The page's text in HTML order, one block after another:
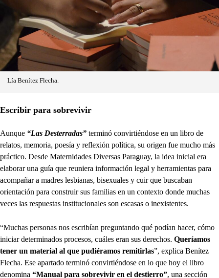
Lía Benítez Flecha.
Escribir para sobrevivir
Aunque “Las Desterradas” terminó convirtiéndose en un libro de
relatos, memoria, poesía y reflexión política, su origen fue mucho más
práctico. Desde Maternidades Diversas Paraguay, la idea inicial era
elaborar una guía que reuniera información legal y herramientas para
acompañar a madres lesbianas, bisexuales y cuir que buscaban
orientación para construir sus familias en un contexto donde muchas
veces las respuestas institucionales son escasas o inexistentes.
“Muchas personas nos escribían preguntando qué podían hacer, cómo
iniciar determinados procesos, cuáles eran sus derechos. Queríamos
tener un material al que pudiéramos remitirlas”, explica Benítez
Flecha. Ese apartado terminó convirtiéndose en lo que hoy el libro
denomina “Manual para sobrevivir en el destierro”, una sección